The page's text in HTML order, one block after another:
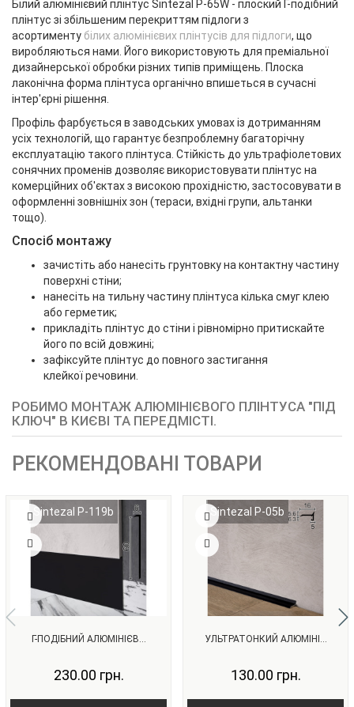
Білий алюмінієвий плінтус Sintezal P-65W - плоский Г-подібний
плінтус зі збільшеним перекриттям підлоги з
асортименту білих алюмінієвих плінтусів для підлоги, що
виробляються нами. Його використовують для преміальної
дизайнерської обробки різних типів приміщень. Плоска
лаконічна форма плінтуса органічно впишеться в сучасні
інтер'єрні рішення.
Профіль фарбується в заводських умовах із дотриманням
усіх технологій, що гарантує безпроблемну багаторічну
експлуатацію такого плінтуса. Стійкість до ультрафіолетових
сонячних променів дозволяє використовувати плінтус на
комерційних об'єктах з високою прохідністю, застосовувати в
оформленні зовнішніх зон (тераси, вхідні групи, альтанки
тощо).
Спосіб монтажу
зачистіть або нанесіть грунтовку на контактну частину
поверхні стіни;
нанесіть на тильну частину плінтуса кілька смуг клею
або герметик;
прикладіть плінтус до стіни і рівномірно притискайте
його по всій довжині;
зафіксуйте плінтус до повного застигання
клейкої речовини.
РОБИМО МОНТАЖ АЛЮМІНІЄВОГО ПЛІНТУСА "ПІД
КЛЮЧ" В КИЄВІ ТА ПЕРЕДМІСТІ.
РЕКОМЕНДОВАНІ ТОВАРИ
Sintezal P-119b
Г-ПОДІБНИЙ АЛЮМІНІЄВ...
230.00 грн.
Sintezal P-05b
УЛЬТРАТОНКИЙ АЛЮМІНІ...
130.00 грн.